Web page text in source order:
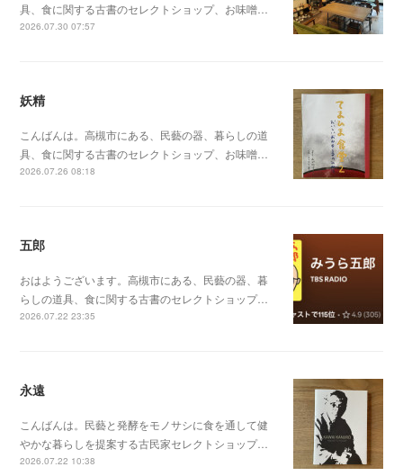
具、食に関する古書のセレクトショップ、お味噌…
2026.07.30 07:57
妖精
こんばんは。高槻市にある、民藝の器、暮らしの道
具、食に関する古書のセレクトショップ、お味噌…
2026.07.26 08:18
五郎
おはようございます。高槻市にある、民藝の器、暮
らしの道具、食に関する古書のセレクトショップ…
2026.07.22 23:35
永遠
こんばんは。民藝と発酵をモノサシに食を通して健
やかな暮らしを提案する古民家セレクトショップ…
2026.07.22 10:38